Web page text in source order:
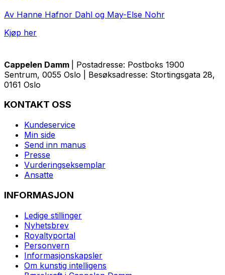
Av Hanne Hafnor Dahl og May-Else Nohr
Kjøp her
Cappelen Damm
| Postadresse: Postboks 1900
Sentrum, 0055 Oslo | Besøksadresse: Stortingsgata 28,
0161 Oslo
KONTAKT OSS
Kundeservice
Min side
Send inn manus
Presse
Vurderingseksemplar
Ansatte
INFORMASJON
Ledige stillinger
Nyhetsbrev
Royaltyportal
Personvern
Informasjonskapsler
Om kunstig intelligens